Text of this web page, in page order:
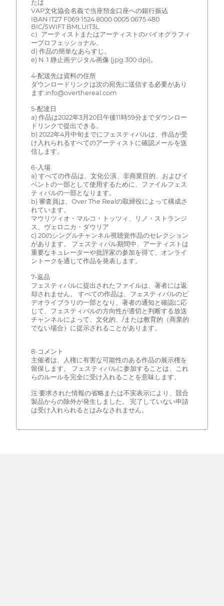
たは
VAP文化協会名義で当座預金口座への銀行振込
IBAN IT27 F069 1524 8000 0005 0675 480
BIC/SWIFT BMLUIT3L
c）アーティストまたはアーティストのバイオグラフィ
ープロフェッショナル。
d) 作品の簡単なあらすじ。
e) N. 1 静止画デジタル画像 (jpg 300 dpi)。
4-配送先は資料の住所
ダウンロードリンクは次の宛先に送信する必要があり
ます:info@overthereal.com
5-配達日
a) 作品は2022年3月20日午後11時59分までダウンロー
ドリンクで提出できる。
b) 2022年4月中旬までにフェスティバルは、作品が受
け入れられるすべてのアーティストに確認メールを送
信します。
6-入場
a) すべての作品は、文化公演、非商業目的、およびイ
ベントの一部として使用するために、ファイルフェス
ティバルの一部となります。
b) 審査員は、Over The Realの取締役によって構成さ
れています。
マウリツィオ・マルコ・トッツィ、リノ・ストランジ
ス、ヴェロニカ・ダウリア
c) 20のシングルチャンネル視聴覚作品のセレクション
があります。 フェスティバル期間中、アーティストは
重要なキュレーターや批評家の参加を得て、オンライ
ントークを通じて作品を発表します。
7-返品
フェスティバルに提出されたファイルは、著者には返
却されません。 すべての作品は、フェスティバルのビ
デオライブラリの一部となり、著者の通知と確認に応
じて、フェスティバルの方向性が適切と判断する放送
チャンネルによって、文化的、/または教育的（商業的
でない場合）に提示されることがあります。
8-コメント
主催者は、人権に有害な可能性のある作品の展示権を
留保します。 フェスティバルに参加することは、これ
らのルールを完全に受け入れることを意味します。
注:要求された情報の省略または不実表示により、競合
製品からの除外が発生しました。 完了していない申請
は受け入れられるとはみなされません。